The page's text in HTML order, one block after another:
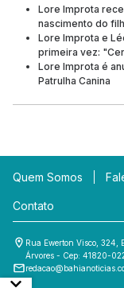
Lore Improta
nascimento do
Lore Improta e
primeira vez:
Lore Improta é
Patrulha Canina
Quem Somos
Contato
Rua Ewerton Visco,
Árvores - Cep: 41820-